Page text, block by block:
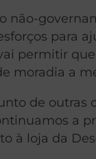
não-
para
permitir
moradia a
de outras
a
à loja da